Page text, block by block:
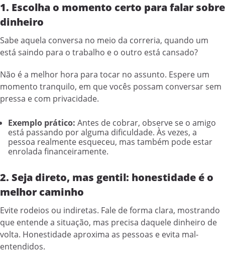
1. Escolha o momento certo para falar sobre
dinheiro
Sabe aquela conversa no meio da correria, quando um
está saindo para o trabalho e o outro está cansado?
Não é a melhor hora para tocar no assunto. Espere um
momento tranquilo, em que vocês possam conversar sem
pressa e com privacidade.
Exemplo prático: Antes de cobrar, observe se o amigo
está passando por alguma dificuldade. Às vezes, a
pessoa realmente esqueceu, mas também pode estar
enrolada financeiramente.
2. Seja direto, mas gentil: honestidade é o
melhor caminho
Evite rodeios ou indiretas. Fale de forma clara, mostrando
que entende a situação, mas precisa daquele dinheiro de
volta. Honestidade aproxima as pessoas e evita mal-
entendidos.